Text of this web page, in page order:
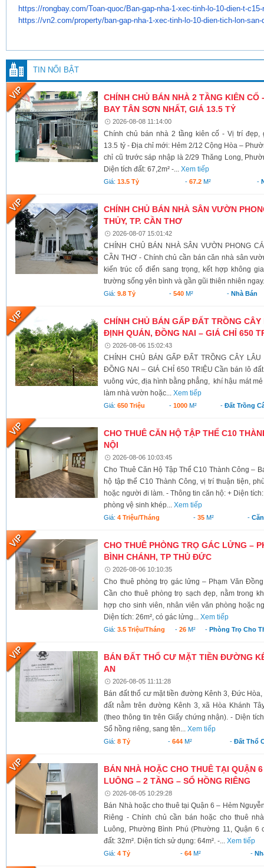
https://rongbay.com/Toan-quoc/Ban-gap-nha-1-xec-tinh-lo-10-dien-t-
https://vn2.com/property/ban-gap-nha-1-xec-tinh-lo-10-dien-tich-lon-san-
TIN NỔI BẬT
CHÍNH CHỦ BÁN NHÀ 2 TẦNG KIÊN CỐ
BAY TÂN SƠN NHẤT, GIÁ 13.5 TỶ
2026-08-08 11:14:00
Chính chủ bán nhà 2 tầng kiên cố - Vị trí đẹp,
13.5 tỷ - Địa chỉ mới: Hẻm 2/12 Cộng Hòa –
chỉ cũ trước sáp nhập là 2/29 Thăng Long,
Diện tích đất: 67,2m² -...Xem tiếp
Giá:13.5 Tỷ -67.2 M² -
CHÍNH CHỦ BÁN NHÀ SÂN VƯỜN
THỦY, TP. CẦN THƠ
2026-08-07 15:01:42
CHÍNH CHỦ BÁN NHÀ SÂN VƯỜN PHONG
CẦN THƠ - Chính chủ cần bán căn nhà sân
kiến trúc cổ điển sang trọng, kết hợp không
trường sống yên bình và gần gũi thiên nhiên
Giá:9.8 Tỷ -540 M² - Nhà Bán
CHÍNH CHỦ BÁN GẤP ĐẤT TRỒNG
ĐỊNH QUÁN, ĐỒNG NAI – GIÁ CHỈ 650
2026-08-06 15:02:43
CHÍNH CHỦ BÁN GẤP ĐẤT TRỒNG CÂY LÂU
ĐỒNG NAI – GIÁ CHỈ 650 TRIỆU Cần bán lô
vuông vức, địa hình bằng phẳng, khí hậu mát
làm nhà vườn hoặc...Xem tiếp
Giá:650 Triệu - 1000M² -Đất Trồng
CHO THUÊ CĂN HỘ TẬP THỂ C10
NỘI
2026-08-06 10:03:45
Cho Thuê Căn Hộ Tập Thể C10 Thành Công –
hộ tập thể C10 Thành Công, vị trí thuận tiện,
hoặc người đi làm. - Thông tin căn hộ: + Diện
phòng vệ sinh khép...Xem tiếp
Giá:4 Triệu/tháng -35 M² -
CHO THUÊ PHÒNG TRỌ GÁC LỬNG –
BÌNH CHÁNH, TP THỦ ĐỨC
2026-08-06 10:10:35
Cho thuê phòng trọ gác lửng – Phạm Văn
Cần cho thuê phòng trọ sạch đẹp, nằm trong
hợp cho sinh viên, nhân viên văn phòng hoặc
Diện tích: 26m², có gác lửng...Xem tiếp
Giá:3.5 Triệu/tháng - 26M² -Phòng Trọ Cho
BÁN ĐẤT THỔ CƯ MẶT TIỀN ĐƯỜNG
AN
2026-08-05 11:11:28
Bán đất thổ cư mặt tiền đường Kênh 3, Đức
đất nằm trên đường Kênh 3, xã Hòa Khánh
(theo thông tin trên Giấy chứng nhận). - Diện
Sổ hồng riêng, sang tên...Xem tiếp
Giá:8 Tỷ -644 M² - Đất Thổ
BÁN NHÀ HOẶC CHO THUÊ TẠI QUẬN
LUÔNG – 2 TẦNG – SỔ HỒNG RIÊNG
2026-08-05 10:29:28
Bán Nhà hoặc cho thuê tại Quận 6 – Hẻm
Riêng - Chính chủ cần bán hoặc cho thuê
Luông, Phường Bình Phú (Phường 11, Quận 6
đất: 32m². Diện tích sử dụng: 64m². -...Xem tiếp
Giá:4 Tỷ - 64M² -